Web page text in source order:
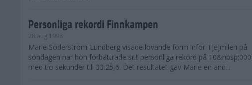
Personliga rekordi Finnkampen
28 aug 1998
Marie Söderström-Lundberg visade lovande form inför Tjejmilen på
söndagen när hon förbättrade sitt personliga rekord på
med tio sekunder till 33.25,6. Det resultatet gav Marie en and...